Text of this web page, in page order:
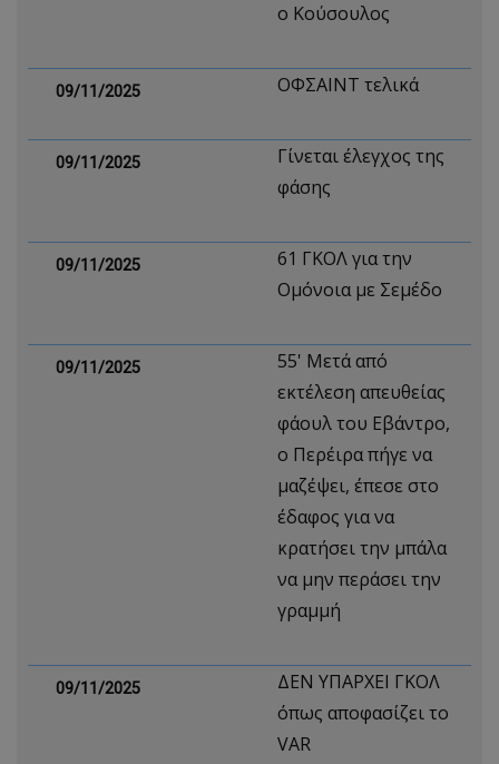
ο Κούσουλος
09/11/2025 ΟΦΣΑΙΝΤ τελικά
09/11/2025
Γίνεται έλεγχος της
φάσης
09/11/2025
61 ΓΚΟΛ για την
Ομόνοια με Σεμέδο
09/11/2025
55' Μετά από
εκτέλεση απευθείας
φάουλ του Εβάντρο,
ο Περέιρα πήγε να
μαζέψει, έπεσε στο
έδαφος για να
κρατήσει την μπάλα
να μην περάσει την
γραμμή
09/11/2025
ΔΕΝ ΥΠΑΡΧΕΙ ΓΚΟΛ
όπως αποφασίζει το
VAR